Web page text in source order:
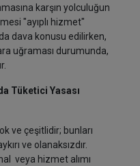
karşın yolculuğun
"ayıplı hizmet"
dava konusu edilirken,
uğraması durumunda,
Tüketici Yasası
ve çeşitlidir; bunları
ve olanaksızdır.
veya hizmet alımı